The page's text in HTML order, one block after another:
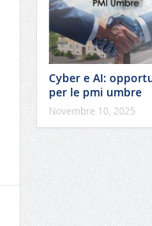
Cyber e AI:
per le pmi umbre
Novembre 10, 2025